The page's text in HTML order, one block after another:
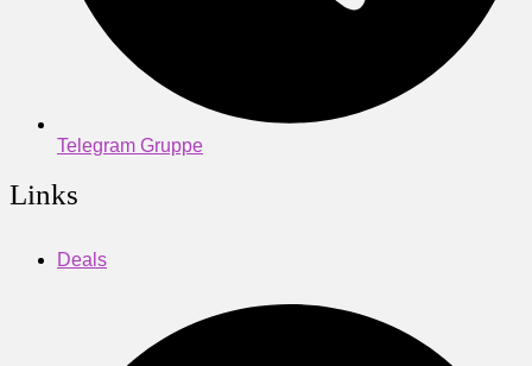
Telegram Gruppe
Links
Deals